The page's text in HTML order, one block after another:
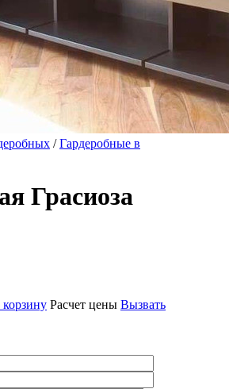
/Гардеробные в
Грасиоза
Расчет цены Вызвать